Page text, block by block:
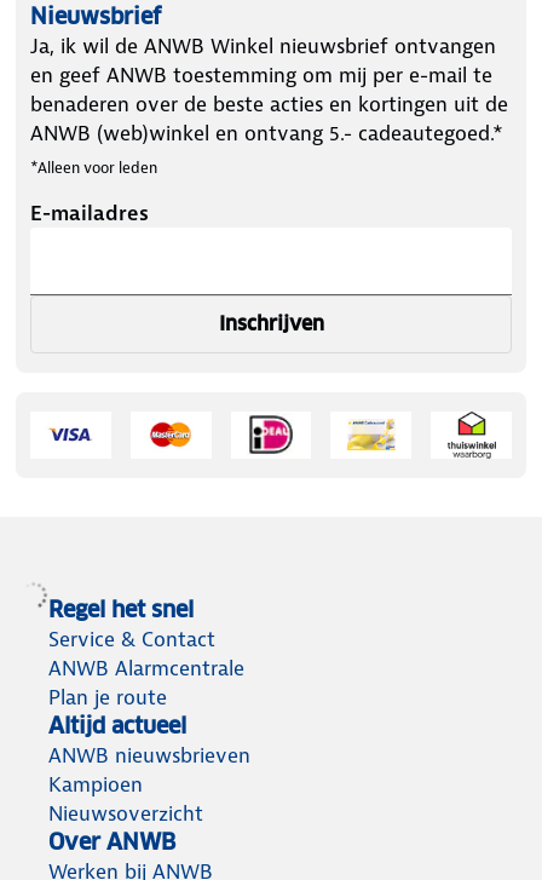
Nieuwsbrief
Ja, ik wil de ANWB Winkel nieuwsbrief ontvangen
en geef ANWB toestemming om mij per e-mail te
benaderen over de beste acties en kortingen uit de
ANWB (web)winkel en ontvang 5.- cadeautegoed.*
*Alleen voor leden
E-mailadres
Inschrijven
Regel het snel
Service & Contact
ANWB Alarmcentrale
Plan je route
Altijd actueel
ANWB nieuwsbrieven
Kampioen
Nieuwsoverzicht
Over ANWB
Werken bij ANWB